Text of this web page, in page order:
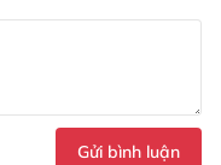
Gửi bình luận